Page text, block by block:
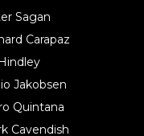
Sagan
Carapaz
Jakobsen
Quintana
Cavendish